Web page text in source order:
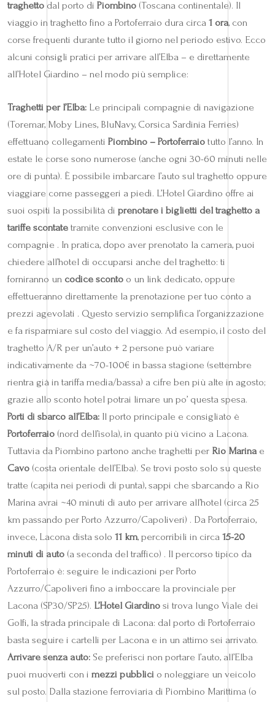
traghetto dal porto di Piombino (Toscana continentale). Il
viaggio in traghetto fino a Portoferraio dura circa 1 ora, con
corse frequenti durante tutto il giorno nel periodo estivo. Ecco
alcuni consigli pratici per arrivare all’Elba – e direttamente
all’Hotel Giardino – nel modo più semplice:
Traghetti per l’Elba: Le principali compagnie di navigazione
(Toremar, Moby Lines, BluNavy, Corsica Sardinia Ferries)
effettuano collegamenti Piombino – Portoferraio tutto l’anno. In
estate le corse sono numerose (anche ogni 30-60 minuti nelle
ore di punta). È possibile imbarcare l’auto sul traghetto oppure
viaggiare come passeggeri a piedi. L’Hotel Giardino offre ai
suoi ospiti la possibilità di prenotare i biglietti del traghetto a
tariffe scontate tramite convenzioni esclusive con le
compagnie . In pratica, dopo aver prenotato la camera, puoi
chiedere all’hotel di occuparsi anche del traghetto: ti
forniranno un codice sconto o un link dedicato, oppure
effettueranno direttamente la prenotazione per tuo conto a
prezzi agevolati . Questo servizio semplifica l’organizzazione
e fa risparmiare sul costo del viaggio. Ad esempio, il costo del
traghetto A/R per un’auto + 2 persone può variare
indicativamente da ~70-100€ in bassa stagione (settembre
rientra già in tariffa media/bassa) a cifre ben più alte in agosto;
grazie allo sconto hotel potrai limare un po’ questa spesa.
Porti di sbarco all’Elba: Il porto principale e consigliato è
Portoferraio (nord dell’isola), in quanto più vicino a Lacona.
Tuttavia da Piombino partono anche traghetti per Rio Marinae
Cavo (costa orientale dell’Elba). Se trovi posto solo su queste
tratte (capita nei periodi di punta), sappi che sbarcando a Rio
Marina avrai ~40 minuti di auto per arrivare all’hotel (circa 25
km passando per Porto Azzurro/Capoliveri) . Da Portoferraio,
invece, Lacona dista solo 11 km, percorribili in circa 15-20
minuti di auto (a seconda del traffico) . Il percorso tipico da
Portoferraio è: seguire le indicazioni per Porto
Azzurro/Capoliveri fino a imboccare la provinciale per
Lacona (SP30/SP25). L’Hotel Giardino si trova lungo Viale dei
Golfi, la strada principale di Lacona: dal porto di Portoferraio
basta seguire i cartelli per Lacona e in un attimo sei arrivato.
Arrivare senza auto: Se preferisci non portare l’auto, all’Elba
puoi muoverti con i mezzi pubblici o noleggiare un veicolo
sul posto. Dalla stazione ferroviaria di Piombino Marittima (o